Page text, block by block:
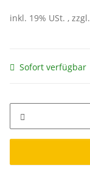
inkl. 19% USt. , zzgl.
Sofort verfügbar